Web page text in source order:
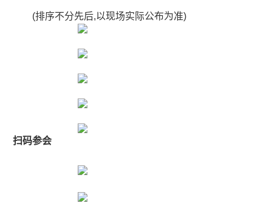
(排序不分先后,以现场实际公布为准)
扫码参会